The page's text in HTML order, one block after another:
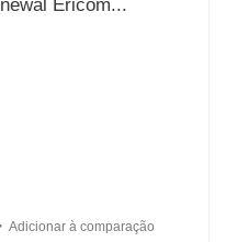
Ericom...
Adicionar à comparação